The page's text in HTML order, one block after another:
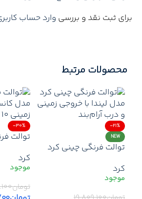
برای ثبت نقد و بررسی وارد حساب
محصولات مرتبط
-21%
NEW
توالت فرنگی چینی کرد
و فلاش ریزشی
کرد
-30%
توالت
ریزشی و
طراحی
زمینی
کرد
تومان